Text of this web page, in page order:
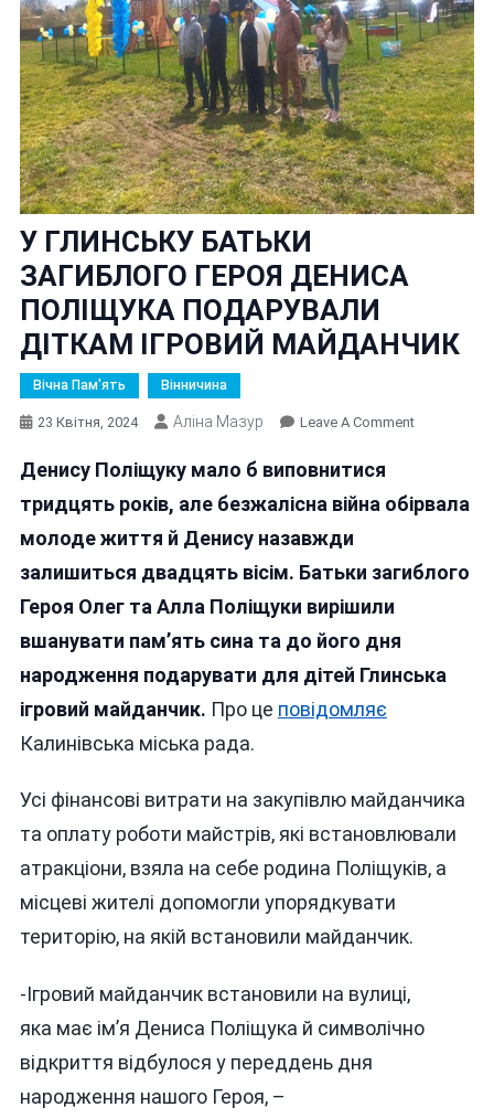
У ГЛИНСЬКУ БАТЬКИ
ЗАГИБЛОГО ГЕРОЯ ДЕНИСА
ПОЛІЩУКА ПОДАРУВАЛИ
ДІТКАМ ІГРОВИЙ МАЙДАНЧИК
Вічна Пам'ять Вінничина
23 Квітня, 2024 Аліна Мазур Leave A CommentOn
БАТЬКИ
ДЕНИСА
ІГРОВИЙ
Денису Поліщуку мало б виповнитися
тридцять років, але безжалісна війна обірвала
молоде життя й Денису назавжди
залишиться двадцять вісім. Батьки загиблого
Героя Олег та Алла Поліщуки вирішили
вшанувати пам’ять сина та до його дня
народження подарувати для дітей Глинська
ігровий майданчик. Про це повідомляє
Калинівська міська рада.
Усі фінансові витрати на закупівлю майданчика
та оплату роботи майстрів, які встановлювали
атракціони, взяла на себе родина Поліщуків, а
місцеві жителі допомогли упорядкувати
територію, на якій встановили майданчик.
-Ігровий майданчик встановили на вулиці,
яка має ім’я Дениса Поліщука й символічно
відкриття відбулося у переддень дня
народження нашого Героя, –